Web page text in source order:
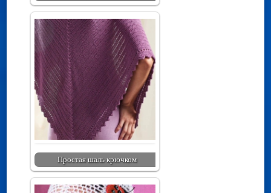
Простая шаль крючком